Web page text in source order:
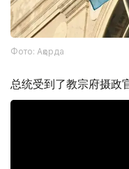
Фото: Ақорда
总统受到了教宗府摄政